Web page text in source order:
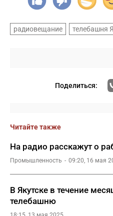
радиовещание телебашня
Поделиться:
Читайте также
На радио расскажут о
Промышленность 09:20, 16 мая
В Якутске в течение
телебашню